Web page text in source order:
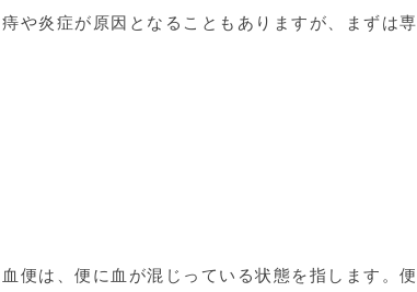
や炎症が原因となることもありますが、まずは専
便は、便に血が混じっている状態を指します。便